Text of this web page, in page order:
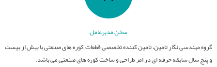
سخن مدیرعامل
گروه مهندسی نگار تامین، تامین کننده تخصصی قطعات کوره های صنعتی با بیش از بیست
و پنج سال سابقه حرفه ای در امر طراحی و ساخت کوره های صنعتی می باشد.